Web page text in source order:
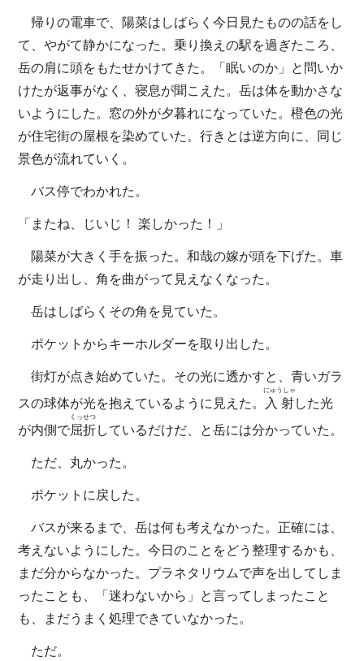
帰りの電車で、陽菜はしばらく今日見たものの話をし
て、やがて静かになった。乗り換えの駅を過ぎたころ、
岳の肩に頭をもたせかけてきた。「眠いのか」と問いか
けたが返事がなく、寝息が聞こえた。岳は体を動かさな
いようにした。窓の外が夕暮れになっていた。橙色の光
が住宅街の屋根を染めていた。行きとは逆方向に、同じ
景色が流れていく。
バス停でわかれた。
「またね、じいじ！ 楽しかった！」
陽菜が大きく手を振った。和哉の嫁が頭を下げた。車
が走り出し、角を曲がって見えなくなった。
岳はしばらくその角を見ていた。
ポケットからキーホルダーを取り出した。
街灯が点き始めていた。その光に透かすと、青いガラ
スの球体が光を抱えているように見えた。 入射
にゅうしゃ
した光
が内側で屈折
くっせつ
しているだけだ、と岳には分かっていた。
ただ、丸かった。
ポケットに戻した。
バスが来るまで、岳は何も考えなかった。正確には、
考えないようにした。今日のことをどう整理するかも、
まだ分からなかった。プラネタリウムで声を出してしま
ったことも、「迷わないから」と言ってしまったこと
も、まだうまく処理できていなかった。
ただ。